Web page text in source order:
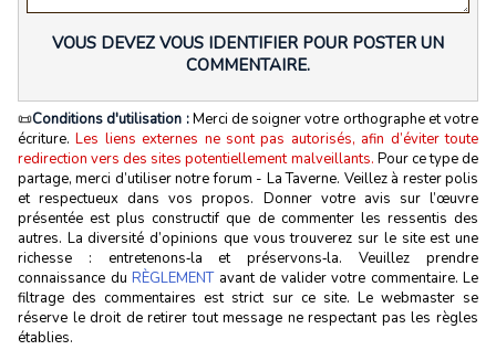
VOUS DEVEZ VOUS IDENTIFIER POUR POSTER UN
COMMENTAIRE.
📜Conditions d'utilisation :Merci de soigner votre orthographe et votre
écriture.Les liens externes ne sont pas autorisés, afin d’éviter toute
redirection vers des sites potentiellement malveillants. Pour ce type de
partage, merci d’utiliser notre forum - La Taverne. Veillez à rester polis
et respectueux dans vos propos. Donner votre avis sur l’œuvre
présentée est plus constructif que de commenter les ressentis des
autres. La diversité d’opinions que vous trouverez sur le site est une
richesse : entretenons‑la et préservons‑la. Veuillez prendre
connaissance du RÈGLEMENTavant de valider votre commentaire. Le
filtrage des commentaires est strict sur ce site. Le webmaster se
réserve le droit de retirer tout message ne respectant pas les règles
établies.